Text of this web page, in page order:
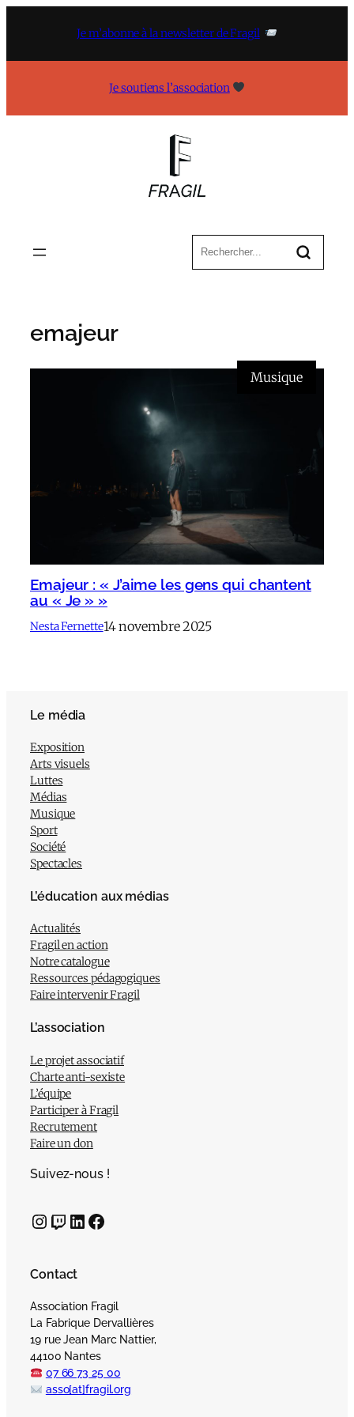
Je m’abonne à la newsletter de Fragil
Je soutiens l’association
emajeur
Musique
Emajeur : « J’aime les gens qui chantent
au « Je » »
Nesta Fernette14 novembre 2025
Le média
Exposition
Arts visuels
Luttes
Médias
Musique
Sport
Société
Spectacles
L’éducation aux médias
Actualités
Fragil en action
Notre catalogue
Ressources pédagogiques
Faire intervenir Fragil
L’association
Le projet associatif
Charte anti-sexiste
L’équipe
Participer à Fragil
Recrutement
Faire un don
Suivez-nous !
InstagramTwitch LinkedIn Facebook
Contact
Association Fragil
La Fabrique Dervallières
19 rue Jean Marc Nattier,
44100 Nantes
07 66 73 25 00
asso[at]fragil.org